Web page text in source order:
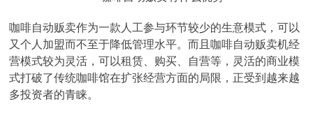
咖啡自动贩卖作为一款人工参与环节较少的生意模式，可以
又个人加盟而不至于降低管理水平。而且咖啡自动贩卖机经
营模式较为灵活，可以租赁、购买、自营等，灵活的商业模
式打破了传统咖啡馆在扩张经营方面的局限，正受到越来越
多投资者的青睐。